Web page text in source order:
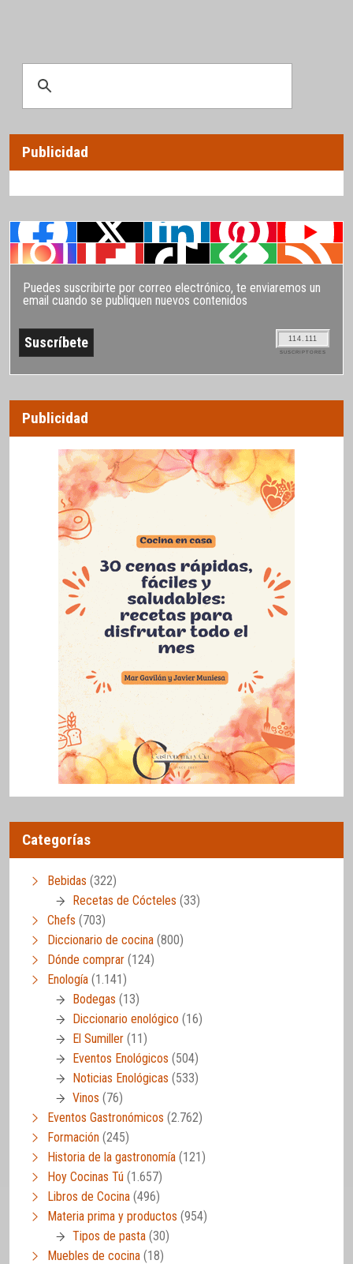
Publicidad
Puedes suscribirte por correo electrónico, te enviaremos un
email cuando se publiquen nuevos contenidos
114.111
SUSCRIPTORES
Publicidad
Categorías
Bebidas (322)
Recetas de Cócteles (33)
Chefs (703)
Diccionario de cocina (800)
Dónde comprar (124)
Enología (1.141)
Bodegas (13)
Diccionario enológico (16)
El Sumiller (11)
Eventos Enológicos (504)
Noticias Enológicas (533)
Vinos (76)
Eventos Gastronómicos (2.762)
Formación (245)
Historia de la gastronomía (121)
Hoy Cocinas Tú (1.657)
Libros de Cocina (496)
Materia prima y productos (954)
Tipos de pasta (30)
Muebles de cocina (18)